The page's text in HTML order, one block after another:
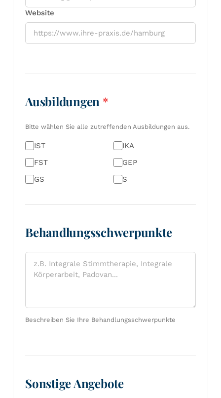
Website
Ausbildungen *
Bitte wählen Sie alle zutreffenden Ausbildungen aus.
IST
IKA
FST
GEP
GS
S
Behandlungsschwerpunkte
Beschreiben Sie Ihre Behandlungsschwerpunkte
Sonstige Angebote